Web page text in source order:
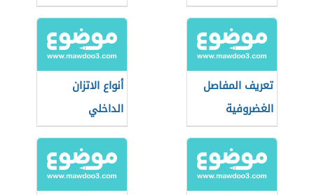
تعريف المفاصل
الغضروفية
أنواع الاتزان
الداخلي